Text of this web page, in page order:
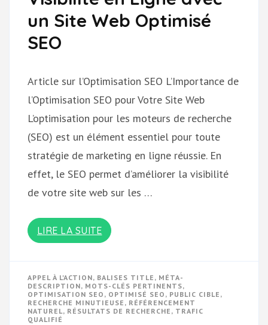
un Site Web Optimisé
SEO
Article sur l’Optimisation SEO L’Importance de
l’Optimisation SEO pour Votre Site Web
L’optimisation pour les moteurs de recherche
(SEO) est un élément essentiel pour toute
stratégie de marketing en ligne réussie. En
effet, le SEO permet d’améliorer la visibilité
de votre site web sur les …
LIRE LA SUITE
APPEL À L'ACTION, BALISES TITLE , MÉTA-
DESCRIPTION, MOTS-CLÉS PERTINENTS,
OPTIMISATION SEO , OPTIMISÉ SEO , PUBLIC CIBLE ,
RECHERCHE MINUTIEUSE , RÉFÉRENCEMENT
NATUREL, RÉSULTATS DE RECHERCHE , TRAFIC
QUALIFIÉ